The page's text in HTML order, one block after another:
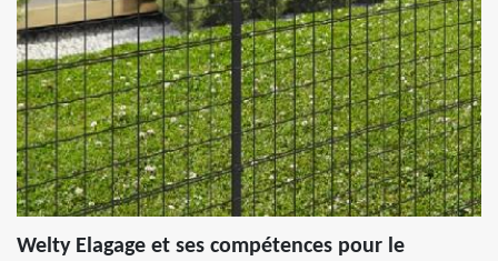
Welty Elagage et ses compétences pour le